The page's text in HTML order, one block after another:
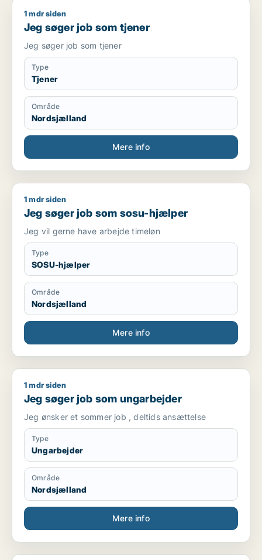
Jeg søger job som tjener
1 mdr siden
Jeg søger job som tjener
Jeg søger job som tjener
Type
Tjener
Område
Nordsjælland
Mere info
Jeg søger job som sosu-hjælper
1 mdr siden
Jeg søger job som sosu-hjælper
Jeg vil gerne have arbejde timeløn
Type
SOSU-hjælper
Område
Nordsjælland
Mere info
Jeg søger job som ungarbejder
1 mdr siden
Jeg søger job som ungarbejder
Jeg ønsker et sommer job , deltids ansættelse
Type
Ungarbejder
Område
Nordsjælland
Mere info